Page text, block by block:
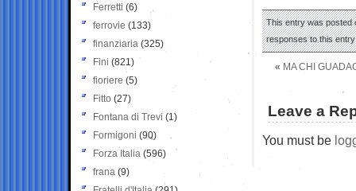
This entry was posted
responses to this
« MA CHI
Leave a
You must be
Ferretti (6)
ferrovie (133)
finanziaria (325)
Fini (821)
fioriere (5)
Fitto (27)
Fontana di Trevi (1)
Formigoni (90)
Forza Italia (596)
frana (9)